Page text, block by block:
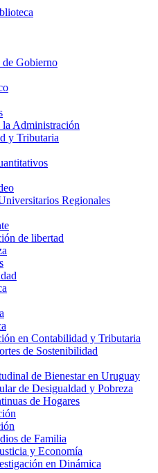
de Gobierno
Administración
y Tributaria
Regionales
de libertad
en Contabilidad y Tributaria
de Sostenibilidad
de Bienestar en Uruguay
de Desigualdad y Pobreza
de Hogares
de Familia
y Economía
en Dinámica